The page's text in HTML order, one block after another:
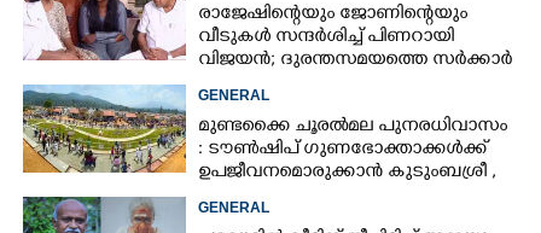
രാജേഷിന്റെയും ജോണിന്റെയും
വീടുകൾ സന്ദർശിച്ച് പിണറായി
വിജയൻ; ദുരന്തസമയത്തെ സർക്കാർ
ഇടപെടലിൽ വീഴ്‌ചയെന്ന് വിമർശനം
GENERAL
മുണ്ടക്കൈ ചൂരൽമല പുനരധിവാസം
: ടൗൺഷിപ് ഗുണഭോക്താക്കൾക്ക്
ഉപജീവനമൊരുക്കാൻ കുടുംബശ്രീ ,
90 ലക്ഷം അനുവദിച്ച് സർക്കാർ
GENERAL